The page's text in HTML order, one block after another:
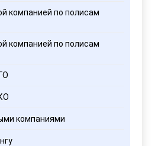
компанией по полисам
компанией по полисам
компаниями